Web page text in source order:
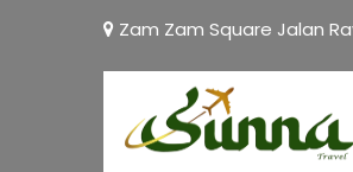
Zam Zam Square Jalan
Archives